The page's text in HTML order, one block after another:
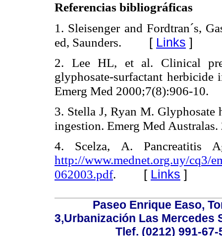
Referencias bibliográficas
1. Sleisenger and Fordtran´s,
ed, Saunders. [ Links ]
2. Lee HL, et al. Clinical
glyphosate-surfactant
Emerg Med 2000;7(8):906-10.
3. Stella J, Ryan M.
ingestion. Emerg Med
4. Scelza, A. Pancreatitis
http://www.mednet.org.uy/cq3/
062003.pdf. [ Links ]
Paseo Enrique Easo,
3,Urbanización Las Mercedes
Tlef. (0212) 991-